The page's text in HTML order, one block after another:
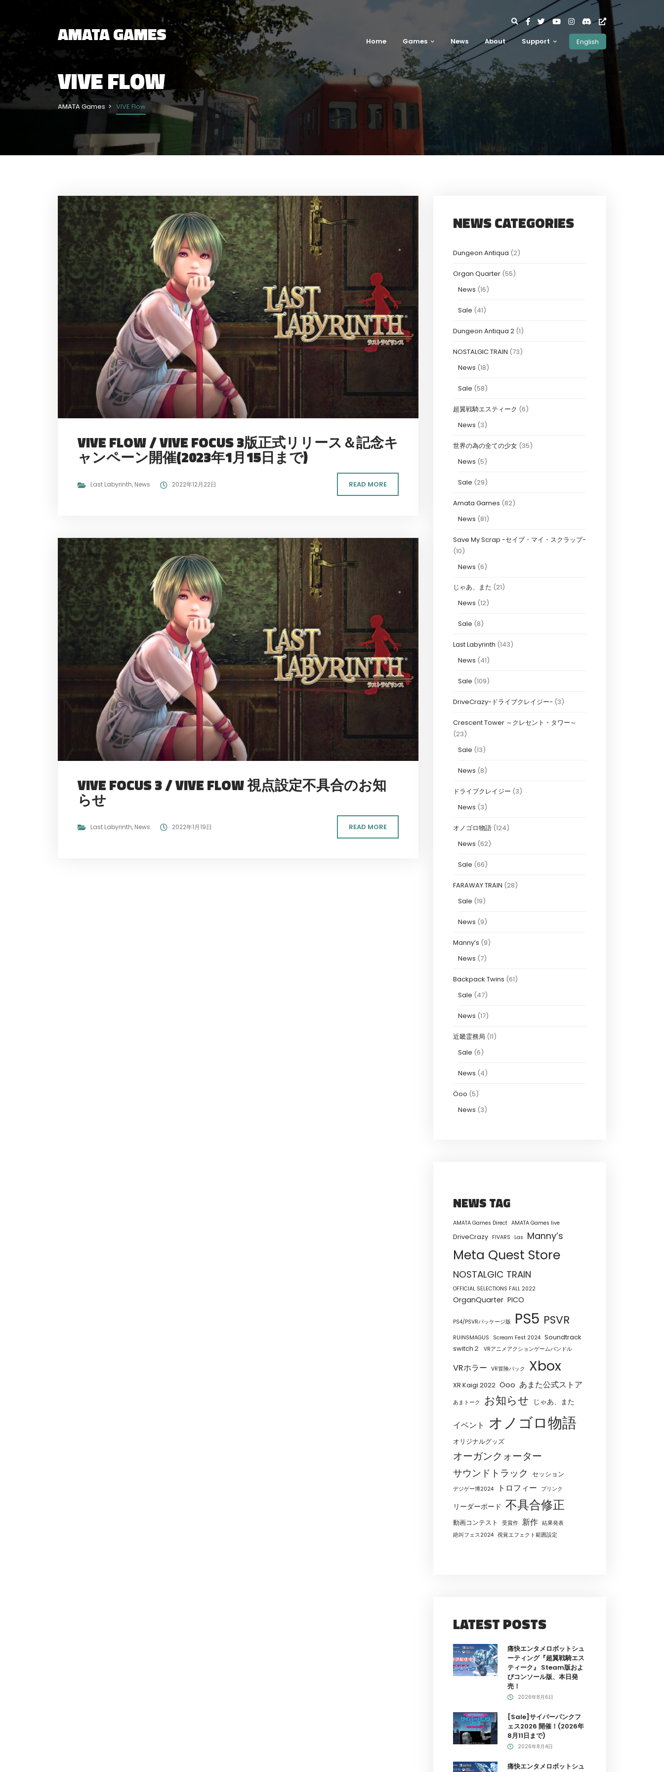
AMATA GAMES Home Games News About Support English
VIVE FLOW
AMATA Games VIVE Flow
VIVE FLOW / VIVE FOCUS 3版正式リリース＆記念キ
ャンペーン開催(2023年1月15日まで)
Last Labyrinth, News 2022年12月22日 READ MORE
VIVE FOCUS 3 / VIVE FLOW 視点設定不具合のお知
らせ
Last Labyrinth, News 2022年1月19日 READ MORE
NEWS CATEGORIES
Dungeon Antiqua (2)
Organ Quarter (55)
News (16)
Sale (41)
Dungeon Antiqua 2 (1)
NOSTALGIC TRAIN (73)
News (18)
Sale (58)
超翼戦騎エスティーク (6)
News (3)
世界の為の全ての少女 (35)
News (5)
Sale (29)
Amata Games (82)
News (81)
Save My Scrap -セイブ・マイ・スクラップ-
(10)
News (6)
じゃあ、また (21)
News (12)
Sale (8)
Last Labyrinth (143)
News (41)
Sale (109)
DriveCrazy-ドライブクレイジー- (3)
Crescent Tower ～クレセント・タワー～
(23)
Sale (13)
News (8)
ドライブクレイジー (3)
News (3)
オノゴロ物語 (124)
News (62)
Sale (66)
FARAWAY TRAIN (28)
Sale (19)
News (9)
Manny’s (9)
News (7)
Backpack Twins (61)
Sale (47)
News (17)
近畿霊務局 (11)
Sale (6)
News (4)
Öoo (5)
News (3)
NEWS TAG
AMATA Games Direct AMATA Games live
DriveCrazy FIVARS Las Manny’s
Meta Quest Store
NOSTALGIC TRAIN
OFFICIAL SELECTIONS FALL 2022
OrganQuarter PICO
PS4/PSVRパッケージ版 PS5 PSVR
RUINSMAGUS Scream Fest 2024 Soundtrack
switch２
VRアニメアクションゲームバンドル
VRホラー VR冒険パック Xbox
XR Kaigi 2022 Öoo あまた公式ストア
あまトーク お知らせ じゃあ、また
イベント オノゴロ物語
オリジナルグッズ
オーガンクォーター
サウンドトラック セッション
デジゲー博2024 トロフィー ブリンク
リーダーボード 不具合修正
動画コンテスト 受賞作 新作 結果発表
絶叫フェス2024 視覚エフェクト範囲設定
LATEST POSTS
痛快エンタメロボットシュ
ーティング『超翼戦騎エス
ティーク』 Steam版およ
びコンソール版、本日発
売！
2026年8月6日
[Sale]サイバーパンクフ
ェス2026 開催！(2026年
8月11日まで)
2026年8月4日
痛快エンタメロボットシュ